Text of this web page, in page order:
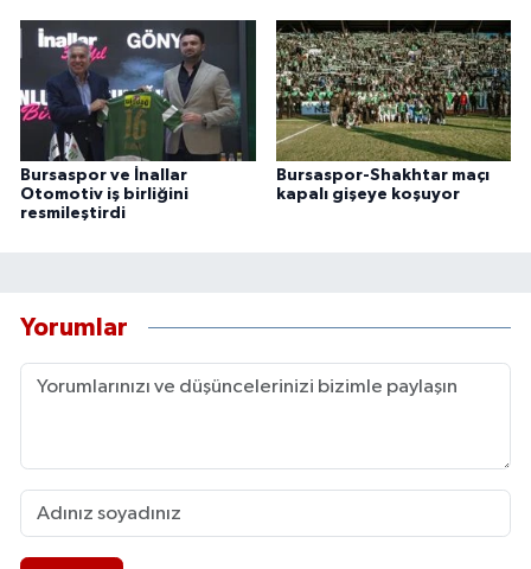
Bursaspor ve İnallar
Otomotiv iş birliğini
resmileştirdi
Bursaspor-Shakhtar maçı
kapalı gişeye koşuyor
Yorumlar